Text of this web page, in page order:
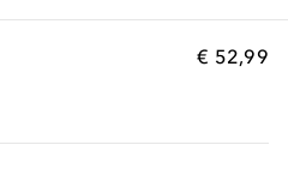
€ 52,99